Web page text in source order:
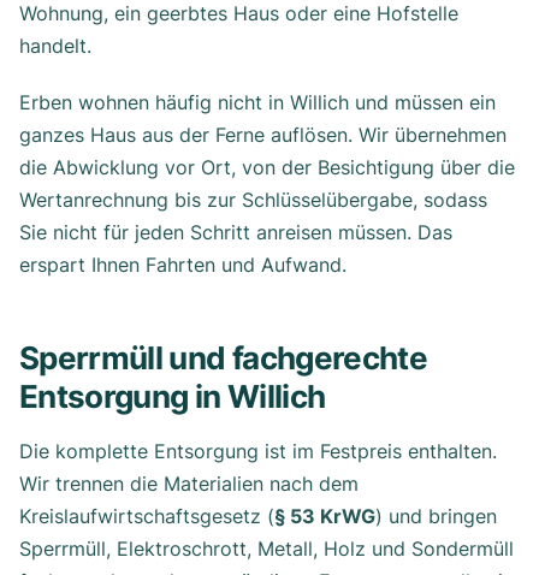
Wohnung, ein geerbtes Haus oder eine Hofstelle
handelt.
Erben wohnen häufig nicht in Willich und müssen ein
ganzes Haus aus der Ferne auflösen. Wir übernehmen
die Abwicklung vor Ort, von der Besichtigung über die
Wertanrechnung bis zur Schlüsselübergabe, sodass
Sie nicht für jeden Schritt anreisen müssen. Das
erspart Ihnen Fahrten und Aufwand.
Sperrmüll und fachgerechte
Entsorgung in Willich
Die komplette Entsorgung ist im Festpreis enthalten.
Wir trennen die Materialien nach dem
Kreislaufwirtschaftsgesetz (§ 53 KrWG) und bringen
Sperrmüll, Elektroschrott, Metall, Holz und Sondermüll